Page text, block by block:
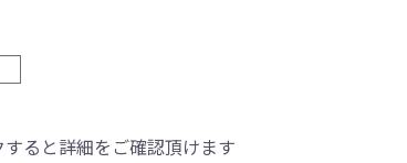
ると詳細をご確認頂けます